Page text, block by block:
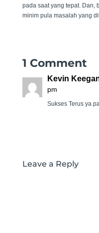
pada saat yang tepat. Dan,
minim pula masalah yang
1 Comment
Kevin
pm
Sukses Terus ya
Leave a Reply